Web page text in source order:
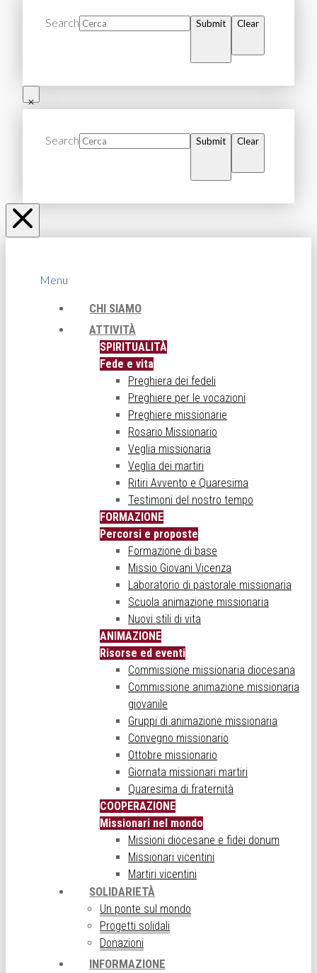
Search Submit Clear
Search Submit Clear
Menu
CHI SIAMO
ATTIVITÀ
SPIRITUALITÀ
Fede e vita
Preghiera dei fedeli
Preghiere per le vocazioni
Preghiere missionarie
Rosario Missionario
Veglia missionaria
Veglia dei martiri
Ritiri Avvento e Quaresima
Testimoni del nostro tempo
FORMAZIONE
Percorsi e proposte
Formazione di base
Missio Giovani Vicenza
Laboratorio di pastorale missionaria
Scuola animazione missionaria
Nuovi stili di vita
ANIMAZIONE
Risorse ed eventi
Commissione missionaria diocesana
Commissione animazione missionaria
giovanile
Gruppi di animazione missionaria
Convegno missionario
Ottobre missionario
Giornata missionari martiri
Quaresima di fraternità
COOPERAZIONE
Missionari nel mondo
Missioni diocesane e fidei donum
Missionari vicentini
Martiri vicentini
SOLIDARIETÀ
Un ponte sul mondo
Progetti solidali
Donazioni
INFORMAZIONE